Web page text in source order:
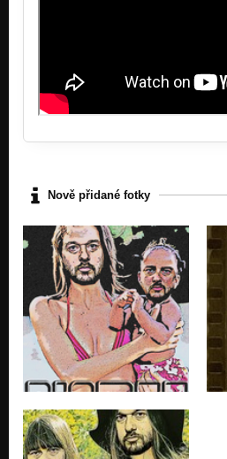
Osel zahradníkem
Nezařazeno
Nově přidané fotky